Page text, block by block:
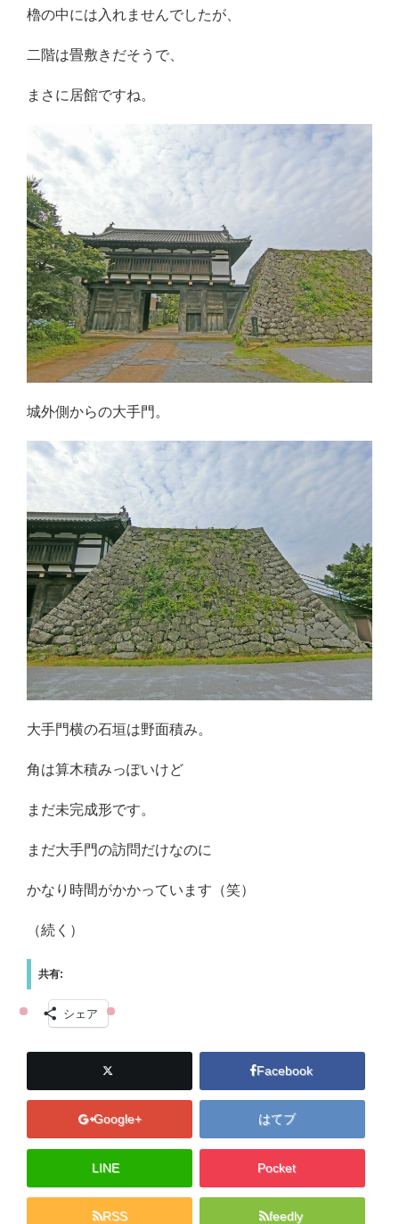
櫓の中には入れませんでしたが、
二階は畳敷きだそうで、
まさに居館ですね。
城外側からの大手門。
大手門横の石垣は野面積み。
角は算木積みっぽいけど
まだ未完成形です。
まだ大手門の訪問だけなのに
かなり時間がかかっています（笑）
（続く）
共有:
シェア
Facebook
Google+ はてブ
LINE Pocket
RSS feedly